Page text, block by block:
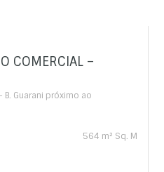
COMERCIAL –
B. Guarani próximo ao
564 m² Sq. M